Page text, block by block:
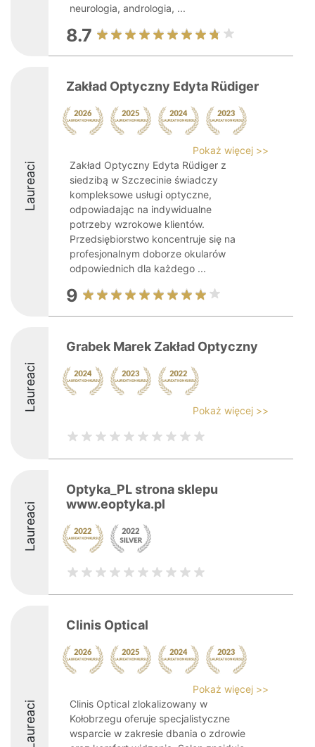
neurologia, andrologia, ...
8.7
Laureaci
Zakład Optyczny Edyta Rüdiger
Pokaż więcej >>
Zakład Optyczny Edyta Rüdiger z
siedzibą w Szczecinie świadczy
kompleksowe usługi optyczne,
odpowiadając na indywidualne
potrzeby wzrokowe klientów.
Przedsiębiorstwo koncentruje się na
profesjonalnym doborze okularów
odpowiednich dla każdego ...
9
Laureaci
Grabek Marek Zakład Optyczny
Pokaż więcej >>
Laureaci
Optyka_PL strona sklepu
www.eoptyka.pl
Laureaci
Clinis Optical
Pokaż więcej >>
Clinis Optical zlokalizowany w
Kołobrzegu oferuje specjalistyczne
wsparcie w zakresie dbania o zdrowie